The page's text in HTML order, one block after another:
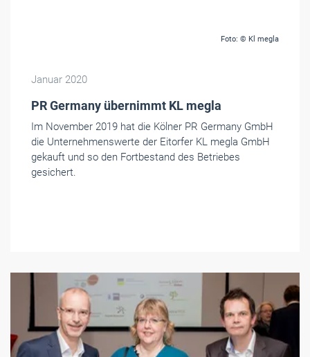
Foto: © Kl megla
Januar 2020
PR Germany übernimmt KL megla
Im November 2019 hat die Kölner PR Germany GmbH
die Unternehmenswerte der Eitorfer KL megla GmbH
gekauft und so den Fortbestand des Betriebes
gesichert.